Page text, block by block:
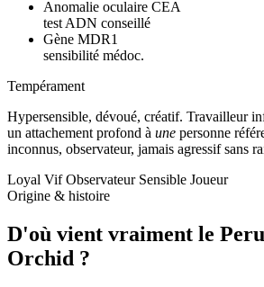
Anomalie oculaire CEA
test ADN conseillé
Gène MDR1
sensibilité médoc.
Tempérament
Hypersensible, dévoué, créatif. Travailleur
un attachement profond à une personne
inconnus, observateur, jamais agressif sans
Loyal Vif Observateur Sensible Joueur
Origine & histoire
D'où vient vraiment le
Orchid ?